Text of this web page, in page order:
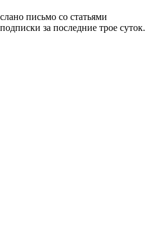
письмо со статьями
за последние трое суток.